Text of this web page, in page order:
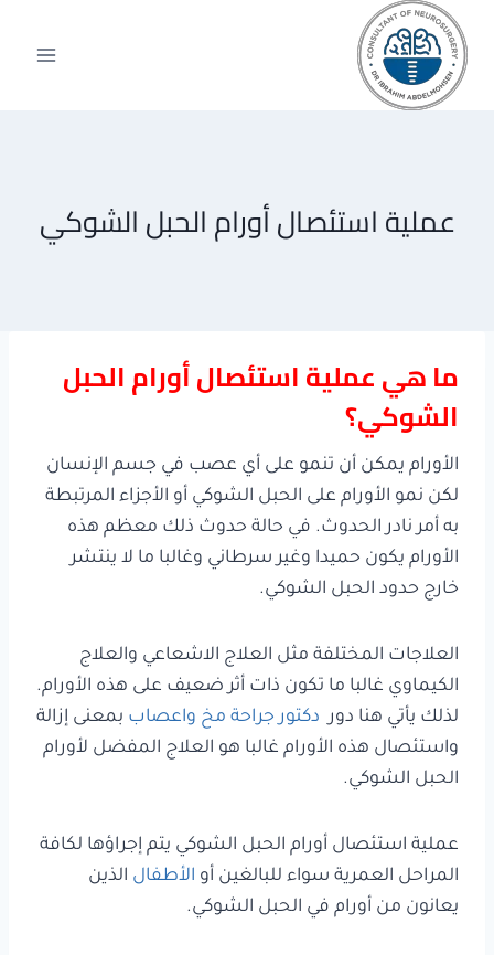
التجاوز
المحتوى
عملية استئصال أورام الحبل الشوكي
ما هي عملية استئصال أورام الحبل
الشوكي؟
الأورام يمكن أن تنمو على أي عصب في جسم الإنسان
لكن نمو الأورام على الحبل الشوكي أو الأجزاء المرتبطة
به أمر نادر الحدوث. في حالة حدوث ذلك معظم هذه
الأورام يكون حميدا وغير سرطاني وغالبا ما لا ينتشر
خارج حدود الحبل الشوكي.
العلاجات المختلفة مثل العلاج الاشعاعي والعلاج
الكيماوي غالبا ما تكون ذات أثر ضعيف على هذه الأورام.
لذلك يأتي هنا دور دكتور جراحة مخ واعصاب بمعنى إزالة
واستئصال هذه الأورام غالبا هو العلاج المفضل لأورام
الحبل الشوكي.
عملية استئصال أورام الحبل الشوكي يتم إجراؤها لكافة
المراحل العمرية سواء للبالغين أو الأطفال الذين
يعانون من أورام في الحبل الشوكي.